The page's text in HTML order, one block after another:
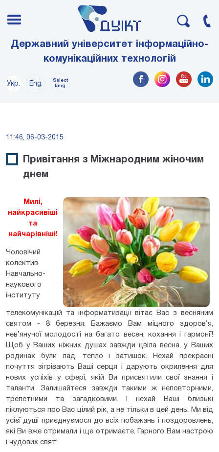
Державний університет інформаційно-
комунікаційних технологій
Укр. Eng.
Select
lang
11:46, 06-03-2015
Привітання з Міжнародним жіночим
днем
Милі,
найкрасивіші
та
найчарівніші!
Чоловічий
колектив
Навчально-
наукового
інституту
телекомунікацій та інформатизації вітає Вас з весняним
святом - 8 березня. Бажаємо Вам міцного здоров’я,
нев’янучої молодості на багато весен, кохання і гармонії!
Щоб у Ваших ніжних душах завжди цвіла весна, у Ваших
родинах були лад, тепло і затишок. Нехай прекрасні
почуття зігрівають Ваші серця і дарують окрилення для
нових успіхів у сфері, якій Ви присвятили свої знання і
таланти. Залишайтеся завжди такими ж неповторними,
трепетними та загадковими. І нехай Ваші близькі
піклуються про Вас цілий рік, а не тільки в цей день. Ми від
усієї душі приєднуємося до всіх побажань і поздоровлень,
які Ви вже отримали і ще отримаєте. Гарного Вам настрою
і чудових свят!